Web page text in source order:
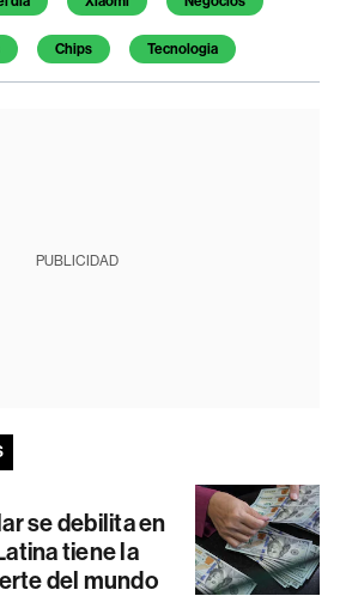
Chips Tecnologia
PUBLICIDAD
se debilita en
tiene la
del mundo